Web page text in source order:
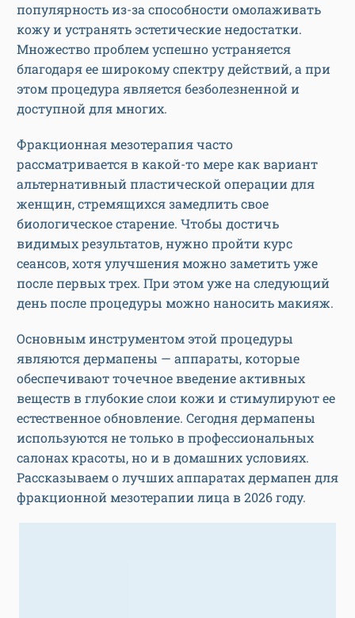
популярность из-за способности омолаживать
кожу и устранять эстетические недостатки.
Множество проблем успешно устраняется
благодаря ее широкому спектру действий, а при
этом процедура является безболезненной и
доступной для многих.
Фракционная мезотерапия часто
рассматривается в какой-то мере как вариант
альтернативный пластической операции для
женщин, стремящихся замедлить свое
биологическое старение. Чтобы достичь
видимых результатов, нужно пройти курс
сеансов, хотя улучшения можно заметить уже
после первых трех. При этом уже на следующий
день после процедуры можно наносить макияж.
Основным инструментом этой процедуры
являются дермапены — аппараты, которые
обеспечивают точечное введение активных
веществ в глубокие слои кожи и стимулируют ее
естественное обновление. Сегодня дермапены
используются не только в профессиональных
салонах красоты, но и в домашних условиях.
Рассказываем о лучших аппаратах дермапен для
фракционной мезотерапии лица в 2026 году.